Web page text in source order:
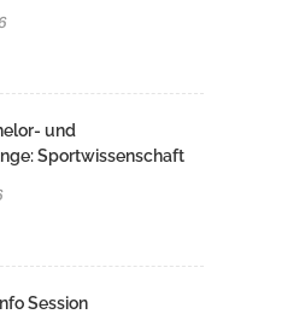
und
Sportwissenschaft
Session